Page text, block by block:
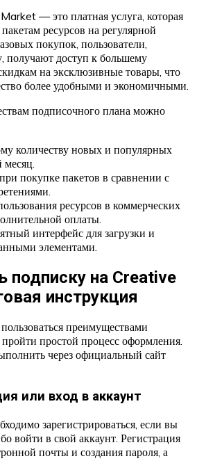
— это платная услуга, которая
ресурсов на регулярной
покупок, пользователи,
получают доступ к большему
на эксклюзивные товары, что
более удобными и экономичными.
подписочного плана можно
количеству новых и популярных
покупке пакетов в сравнении с
ресурсов в коммерческих
оплаты.
интерфейс для загрузки и
элементами.
подписку на Creative
инструкция
преимуществами
простой процесс оформления.
через официальный сайт
или вход в аккаунт
зарегистрироваться, если вы
войти в свой аккаунт. Регистрация
почты и создания пароля, а